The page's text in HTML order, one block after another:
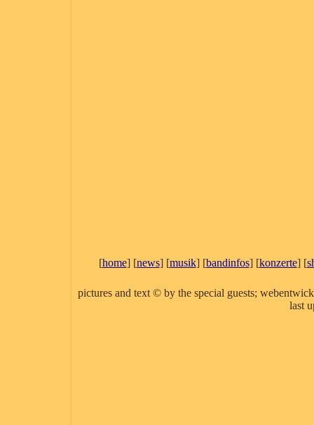
[home] [news] [musik] [bandinfos] [konzerte] [
pictures and text © by the special guests;
last